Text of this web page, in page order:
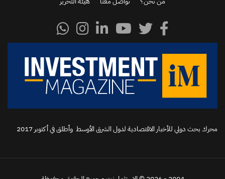
محرك بحث دولي للأخبار الاقتصادية لدول الشرق الأوسط وأطلق في أكتوبر 2017‬